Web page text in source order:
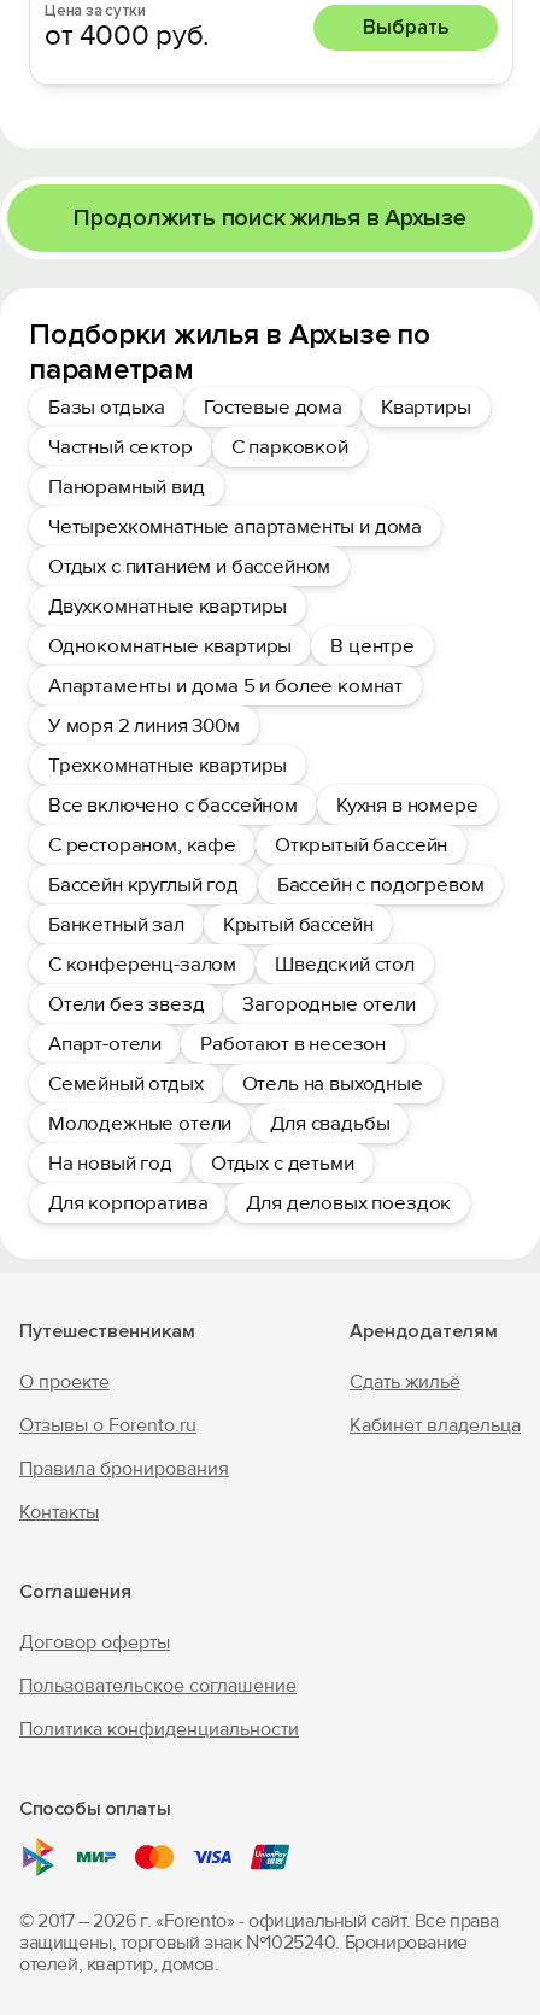
Цена за сутки
от 4000 руб. Выбрать
Продолжить поиск жилья в Архызе
Подборки жилья в Архызе по
параметрам
Базы отдыха Гостевые дома
Квартиры
Частный сектор
С парковкой
Панорамный вид
Четырехкомнатные апартаменты и дома
Отдых с питанием и бассейном
Двухкомнатные квартиры
Однокомнатные квартиры
В центре
Апартаменты и дома 5 и более комнат
У моря 2 линия 300м
Трехкомнатные квартиры
Все включено с бассейном
Кухня в номере
С рестораном, кафе
Открытый бассейн
Бассейн круглый год
Бассейн с подогревом
Банкетный зал
Крытый бассейн
С конференц-залом
Шведский стол
Отели без звезд
Загородные отели
Апарт-отели
Работают в несезон
Семейный отдых
Отель на выходные
Молодежные отели
Для свадьбы
На новый год
Отдых с детьми
Для корпоратива
Для деловых поездок
Путешественникам
О проекте
Отзывы о Forento.ru
Правила бронирования
Контакты
Арендодателям
Сдать жильё
Кабинет владельца
Соглашения
Договор оферты
Пользовательское соглашение
Политика конфиденциальности
Способы оплаты
© 2017 – 2026 г. «Forento» - официальный сайт. Все права
защищены, торговый знак Nº1025240. Бронирование
отелей, квартир, домов.